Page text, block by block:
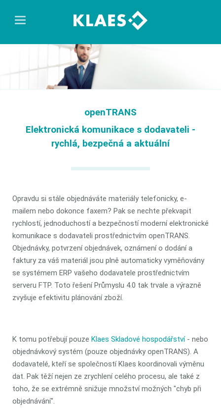
openTRANS
Elektronická komunikace s dodavateli -
rychlá, bezpečná a aktuální
Opravdu si stále objednáváte materiály telefonicky, e-
mailem nebo dokonce faxem? Pak se nechte překvapit
rychlostí, jednoduchostí a bezpečností moderní elektronické
komunikace s dodavateli prostřednictvím openTRANS.
Objednávky, potvrzení objednávek, oznámení o dodání a
faktury za váš materiál jsou plně automaticky vyměňovány
se systémem ERP vašeho dodavatele prostřednictvím
serveru FTP. Toto řešení Průmyslu 4.0 tak trvale a výrazně
zvyšuje efektivitu plánování zboží.
K tomu potřebují pouze Klaes Skladové hospodářství- nebo
objednávkový systém (pouze objednávky openTRANS). A
dodavatelé, kteří se společností Klaes koordinovali výměnu
dat. Pak těží nejen ze zrychlení celého procesu, ale také z
toho, že se extrémně snižuje množství možných "chyb při
objednávání".